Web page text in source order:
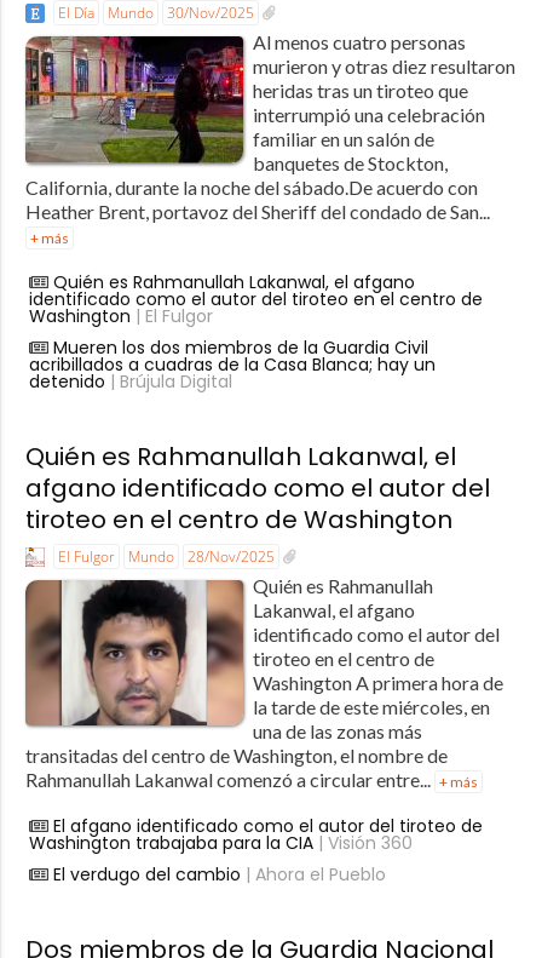
El Día Mundo 30/Nov/2025
Al menos cuatro personas
murieron y otras diez resultaron
heridas tras un tiroteo que
interrumpió una celebración
familiar en un salón de
banquetes de Stockton,
California, durante la noche del sábado.De acuerdo con
Heather Brent, portavoz del Sheriff del condado de San...
+ más
Quién es Rahmanullah Lakanwal, el afgano
identificado como el autor del tiroteo en el centro de
Washington | El Fulgor
Mueren los dos miembros de la Guardia Civil
acribillados a cuadras de la Casa Blanca; hay un
detenido | Brújula Digital
Quién es Rahmanullah Lakanwal, el
afgano identificado como el autor del
tiroteo en el centro de Washington
El Fulgor Mundo 28/Nov/2025
Quién es Rahmanullah
Lakanwal, el afgano
identificado como el autor del
tiroteo en el centro de
Washington A primera hora de
la tarde de este miércoles, en
una de las zonas más
transitadas del centro de Washington, el nombre de
Rahmanullah Lakanwal comenzó a circular entre... + más
El afgano identificado como el autor del tiroteo de
Washington trabajaba para la CIA| Visión 360
El verdugo del cambio | Ahora el Pueblo
Dos miembros de la Guardia Nacional